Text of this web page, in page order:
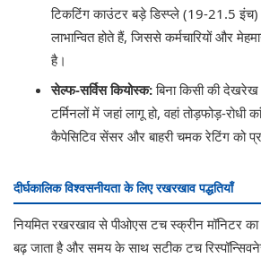
टिकटिंग काउंटर बड़े डिस्प्ले (19-21.5
लाभान्वित होते हैं, जिससे कर्मचारियों और
है।
सेल्फ-सर्विस कियोस्क:बिना किसी की
टर्मिनलों में जहां लागू हो, वहां तोड़फोड़-
कैपेसिटिव सेंसर और बाहरी चमक रेटिंग को
दीर्घकालिक विश्वसनीयता के लिए रखरखाव पद्धतियाँ
नियमित रखरखाव से पीओएस टच स्क्रीन मॉनिटर
बढ़ जाता है और समय के साथ सटीक टच